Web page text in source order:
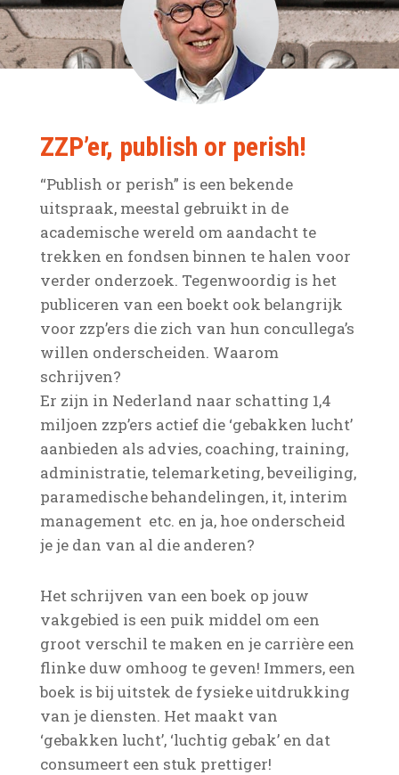
ZZP’er, publish or perish!
“Publish or perish” is een bekende
uitspraak, meestal gebruikt in de
academische wereld om aandacht te
trekken en fondsen binnen te halen voor
verder onderzoek. Tegenwoordig is het
publiceren van een boekt ook belangrijk
voor zzp’ers die zich van hun concullega’s
willen onderscheiden. Waarom
schrijven?
Er zijn in Nederland naar schatting 1,4
miljoen zzp’ers actief die ‘gebakken lucht’
aanbieden als advies, coaching, training,
administratie, telemarketing, beveiliging,
paramedische behandelingen, it, interim
management etc. en ja, hoe onderscheid
je je dan van al die anderen?
Het schrijven van een boek op jouw
vakgebied is een puik middel om een
groot verschil te maken en je carrière een
flinke duw omhoog te geven! Immers, een
boek is bij uitstek de fysieke uitdrukking
van je diensten. Het maakt van
‘gebakken lucht’, ‘luchtig gebak’ en dat
consumeert een stuk prettiger!